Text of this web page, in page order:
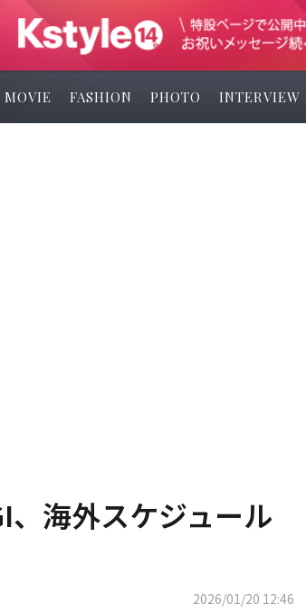
MOVIE FASHION PHOTO INTERVIEW
、海外スケジュール
2026/01/20 12:46